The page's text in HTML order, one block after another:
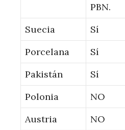
PBN.
Suecia
Sí
Porcelana
Sí
Pakistán
Sí
Polonia
NO
Austria
NO